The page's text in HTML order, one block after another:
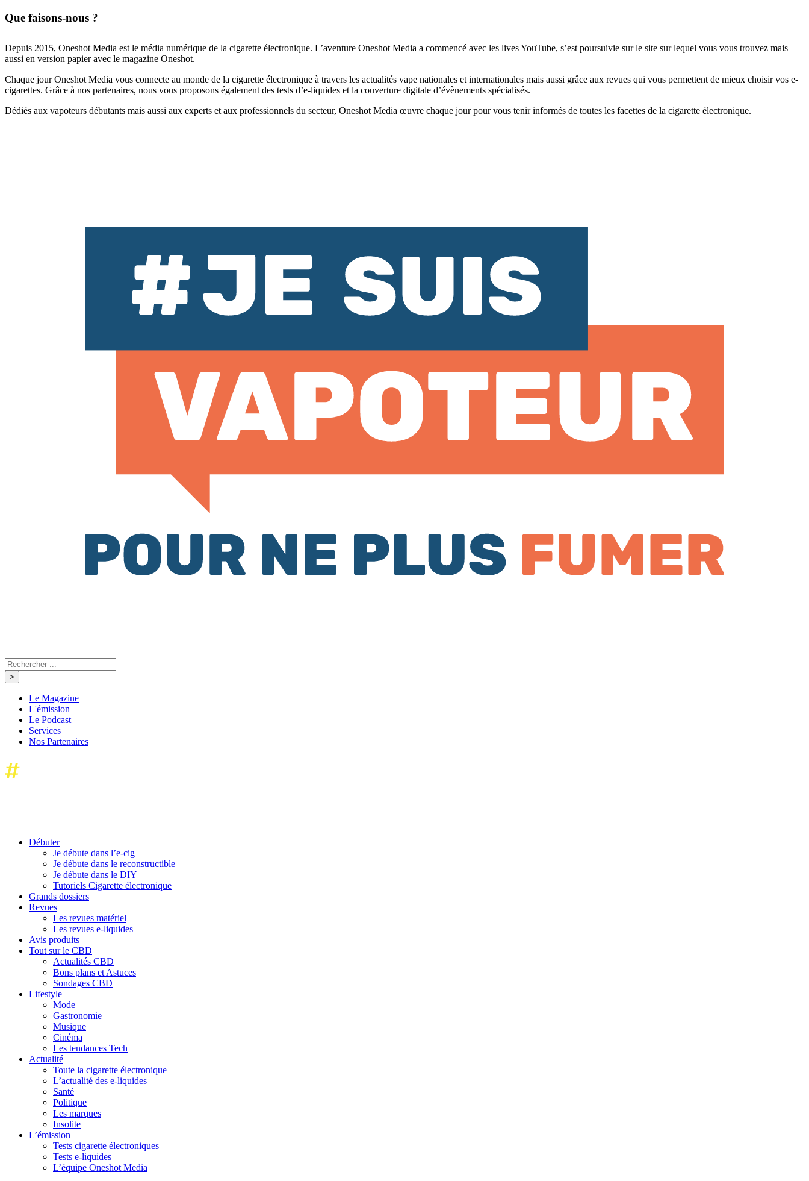
Que faisons-nous ?
Depuis 2015, Oneshot Media est le média numérique de la cigarette électronique. L’aventure Oneshot Media a commencé avec les lives YouTube, s’est poursuivie sur le site sur lequel vous vous trouvez mais
aussi en version papier avec le magazine Oneshot.
Chaque jour Oneshot Media vous connecte au monde de la cigarette électronique à travers les actualités vape nationales et internationales mais aussi grâce aux revues qui vous permettent de mieux choisir vos e-
cigarettes. Grâce à nos partenaires, nous vous proposons également des tests d’e-liquides et la couverture digitale d’évènements spécialisés.
Dédiés aux vapoteurs débutants mais aussi aux experts et aux professionnels du secteur, Oneshot Media œuvre chaque jour pour vous tenir informés de toutes les facettes de la cigarette électronique.
Le Magazine
L'émission
Le Podcast
Services
Nos Partenaires
Débuter
Je débute dans l’e-cig
Je débute dans le reconstructible
Je débute dans le DIY
Tutoriels Cigarette électronique
Grands dossiers
Revues
Les revues matériel
Les revues e-liquides
Avis produits
Tout sur le CBD
Actualités CBD
Bons plans et Astuces
Sondages CBD
Lifestyle
Mode
Gastronomie
Musique
Cinéma
Les tendances Tech
Actualité
Toute la cigarette électronique
L’actualité des e-liquides
Santé
Politique
Les marques
Insolite
L’émission
Tests cigarette électroniques
Tests e-liquides
L’équipe Oneshot Media